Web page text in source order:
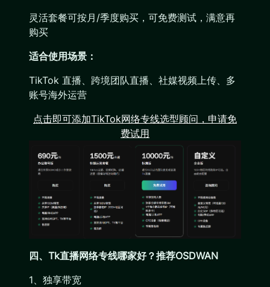
灵活套餐可按月/季度购买，可免费测试，满意再
购买
适合使用场景：
TikTok 直播、跨境团队直播、社媒视频上传、多
账号海外运营
点击即可添加TikTok网络专线选型顾问，申请免
费试用
四、Tk直播网络专线哪家好？推荐OSDWAN
1、独享带宽